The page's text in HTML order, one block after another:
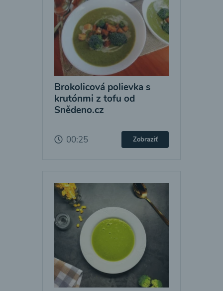
Brokolicová polievka s
krutónmi z tofu od
Snědeno.cz
00:25 Zobraziť